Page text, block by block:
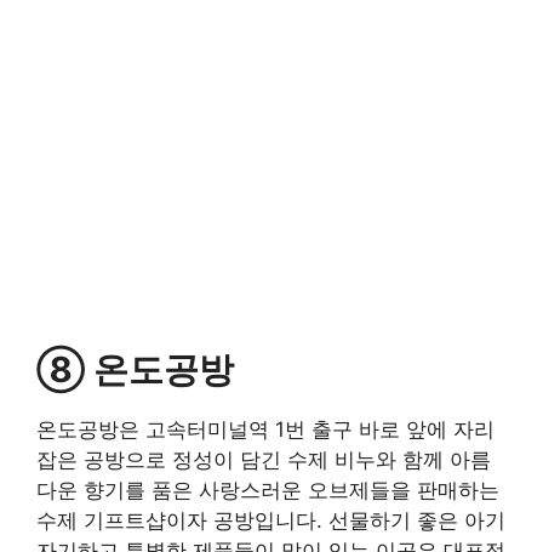
⑧ 온도공방
온도공방은 고속터미널역 1번 출구 바로 앞에 자리
잡은 공방으로 정성이 담긴 수제 비누와 함께 아름
다운 향기를 품은 사랑스러운 오브제들을 판매하는
수제 기프트샵이자 공방입니다. 선물하기 좋은 아기